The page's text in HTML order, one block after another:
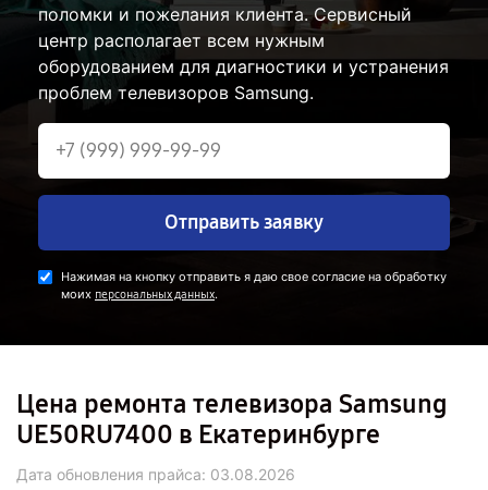
поломки и пожелания клиента. Сервисный
центр располагает всем нужным
оборудованием для диагностики и устранения
проблем телевизоров Samsung.
Отправить заявку
Нажимая на кнопку отправить я даю свое согласие на обработку
моих персональных данных.
Цена ремонта телевизора Samsung
UE50RU7400 в Екатеринбурге
Дата обновления прайса: 03.08.2026